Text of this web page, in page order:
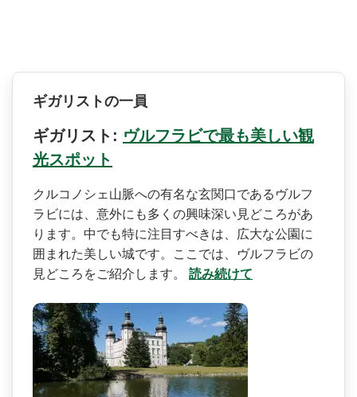
ギガリストの一員
ギガリスト: ヴルフラビで最も美しい観
光スポット
クルコノシェ山脈への有名な­玄関口であるヴルフ
ラビには、意外にも多くの興味深­い見どころがあ
ります。中でも特に注目すべきは、広­大な公園に
囲まれた美しい城です。ここでは、ヴルフ­ラビの
見どころをご紹介します。 読み続けて